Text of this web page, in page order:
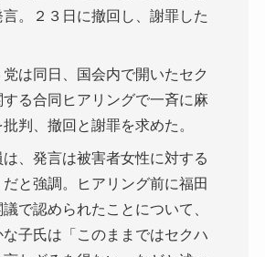
。２３日に撤回し、謝罪した
は同日、国会内で開いたセク
る合同ヒアリングで一斉に麻
判、撤回と謝罪を求めた。
、発言は被害者女性に対する
だと強調。ヒアリング前に福田
で認められたことについて、
子氏は「このままではセクハ